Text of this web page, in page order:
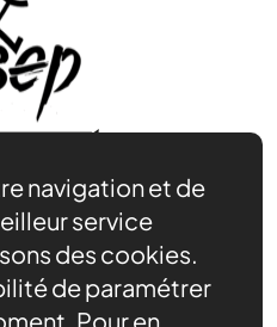
navigation et de
service
des cookies.
de paramétrer
Pour en